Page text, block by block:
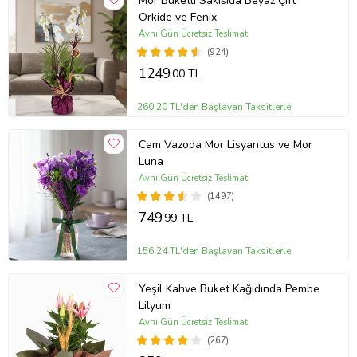
Orkide ve Fenix
(924)
Aynı Gün Ücretsiz Teslimat
1249,00 TL
260,20 TL'den Başlayan Taksitlerle
Cam Vazoda Mor Lisyantus ve Mor
Luna
(1497)
Aynı Gün Ücretsiz Teslimat
749,99 TL
156,24 TL'den Başlayan Taksitlerle
Yeşil Kahve Buket Kağıdında Pembe
Lilyum
(267)
Aynı Gün Ücretsiz Teslimat